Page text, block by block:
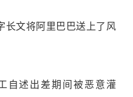
长文将阿里巴巴送上了风
自述出差期间被恶意灌